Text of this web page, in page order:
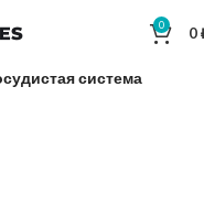
0 0
система